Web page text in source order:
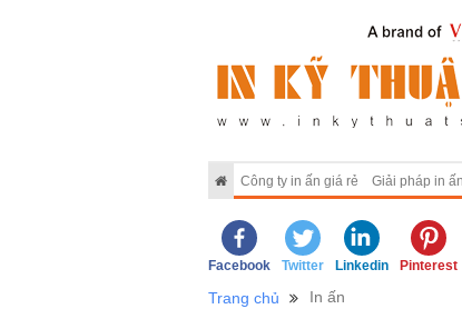
Công ty in ấn giá rẻ Giải pháp in ấn
Facebook Twitter Linkedin Pinterest
Trang chủ In ấn